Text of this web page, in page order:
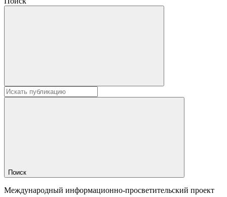
Поиск
Международный информационно-просветительский проект